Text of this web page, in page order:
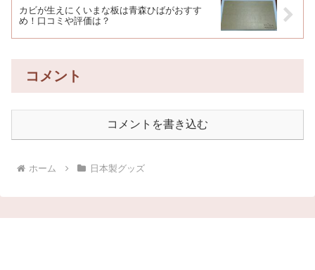
カビが生えにくいまな板は青森ひばがおすす
め！口コミや評価は？
コメント
コメントを書き込む
ホーム 日本製グッズ